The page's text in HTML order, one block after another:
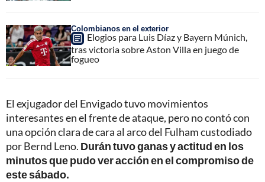
Colombianos en el exterior
Elogios para Luis Díaz y Bayern Múnich,
tras victoria sobre Aston Villa en juego de
fogueo
El exjugador del Envigado tuvo movimientos
interesantes en el frente de ataque, pero no contó con
una opción clara de cara al arco del Fulham custodiado
por Bernd Leno. Durán tuvo ganas y actitud en los
minutos que pudo ver acción en el compromiso de
este sábado.